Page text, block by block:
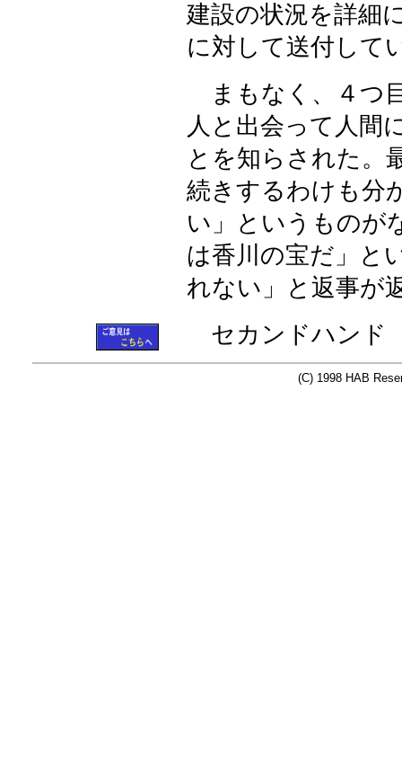
建設の状況を詳細
に対して送付して
まもなく、４つ
人と出会って人間
とを知らされた。
続きするわけも分
い」というものが
は香川の宝だ」と
れない」と返事が
セカンドハンド
(C) 1998 HAB